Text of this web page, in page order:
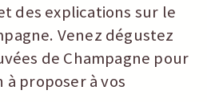
des explications sur le
Venez dégustez
de Champagne pour
proposer à vos